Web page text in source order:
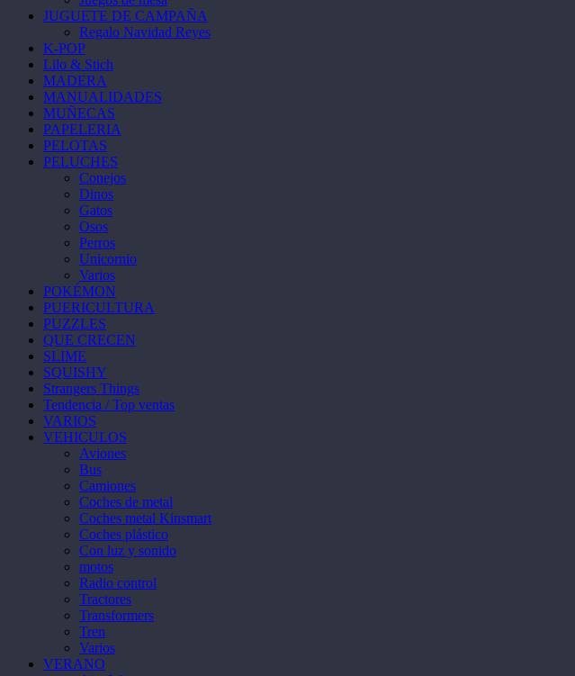
JUGUETE DE CAMPAÑA
Regalo Navidad Reyes
K-POP
Lilo & Stich
MADERA
MANUALIDADES
MUÑECAS
PAPELERIA
PELOTAS
PELUCHES
Conejos
Dinos
Gatos
Osos
Perros
Unicornio
Varios
POKÉMON
PUERICULTURA
PUZZLES
QUE CRECEN
SLIME
SQUISHY
Strangers Things
Tendencia / Top ventas
VARIOS
VEHICULOS
Aviones
Bus
Camiones
Coches de metal
Coches metal Kinsmart
Coches plástico
Con luz y sonido
motos
Radio control
Tractores
Transformers
Tren
Varios
VERANO